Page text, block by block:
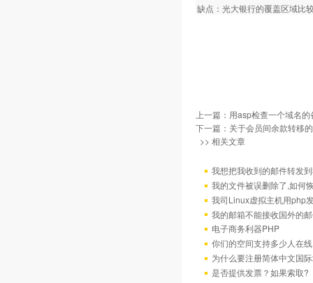
缺点：光大银行的覆盖区域比
上一篇： 用asp检查一个域名
下一篇： 关于会员间余款转移
>> 相关文章
我想把我收到的邮件转发
我的文件被误删除了,如何
我司Linux虚拟主机用php
我的邮箱不能接收国外的
电子商务利器PHP
你们的空间支持多少人在
为什么要注册简体中文国
是否提供发票？如果索取?